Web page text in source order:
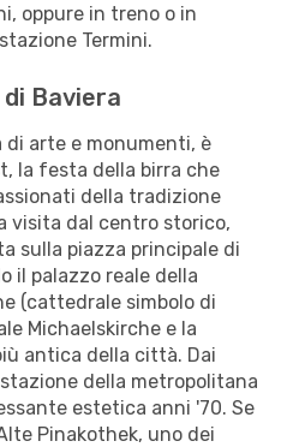
oppure in treno o in
Termini.
Baviera
di arte e monumenti, è
la festa della birra che
della tradizione
visita dal centro storico,
sulla piazza principale di
il palazzo reale della
(cattedrale simbolo di
Michaelskirche e la
antica della città. Dai
della metropolitana
estetica anni '70. Se
Pinakothek, uno dei